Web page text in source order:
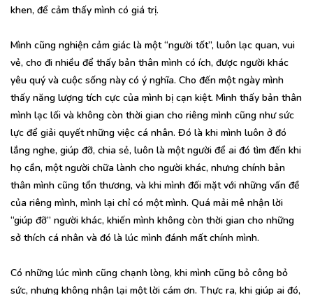
khen, để cảm thấy mình có giá trị.
Mình cũng nghiện cảm giác là một “người tốt”, luôn lạc quan, vui
vẻ, cho đi nhiều để thấy bản thân mình có ích, được người khác
yêu quý và cuộc sống này có ý nghĩa. Cho đến một ngày mình
thấy năng lượng tích cực của mình bị cạn kiệt. Mình thấy bản thân
mình lạc lối và không còn thời gian cho riêng mình cũng như sức
lực để giải quyết những việc cá nhân. Đó là khi mình luôn ở đó
lắng nghe, giúp đỡ, chia sẻ, luôn là một người để ai đó tìm đến khi
họ cần, một người chữa lành cho người khác, nhưng chính bản
thân mình cũng tổn thương, và khi mình đối mặt với những vấn đề
của riêng mình, mình lại chỉ có một mình. Quá mải mê nhận lời
“giúp đỡ” người khác, khiến mình không còn thời gian cho những
sở thích cá nhân và đó là lúc mình đánh mất chính mình.
Có những lúc mình cũng chạnh lòng, khi mình cũng bỏ công bỏ
sức, nhưng không nhận lại một lời cám ơn. Thực ra, khi giúp ai đó,